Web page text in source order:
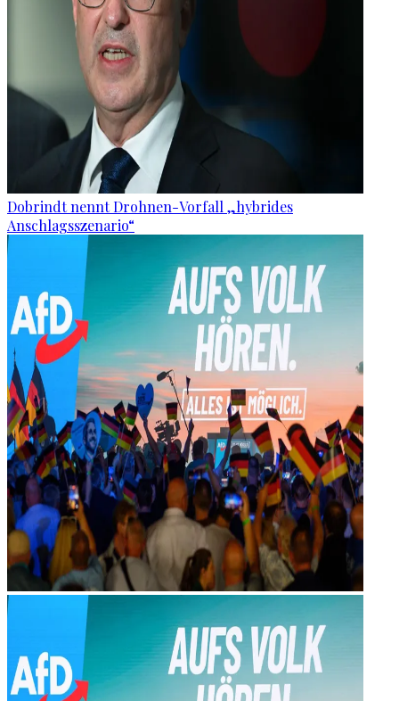
Dobrindt nennt Drohnen-Vorfall „hybrides
Anschlagsszenario“